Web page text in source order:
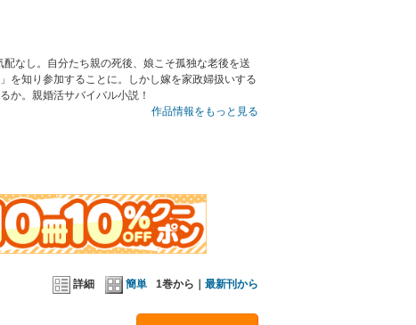
なし。自分たち親の死後、娘こそ孤独な老後を送
知り参加することに。しかし嫁を家政婦扱いする
か。親婚活サバイバル小説！
作品情報をもっと見る
詳細 簡単 1巻から｜ 最新刊から